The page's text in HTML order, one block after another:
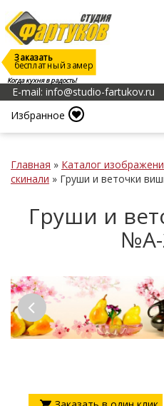
Когда кухня в радость!
Заказать
бесплатный замер
E-mail: info@studio-fartukov.ru
Избранное
Главная » Каталог
скинали » Груши и веточки
Груши и
№А-